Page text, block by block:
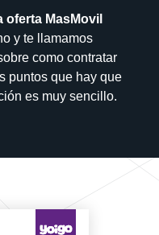
oferta MasMovil
y te llamamos
como contratar
puntos que hay que
es muy sencillo.